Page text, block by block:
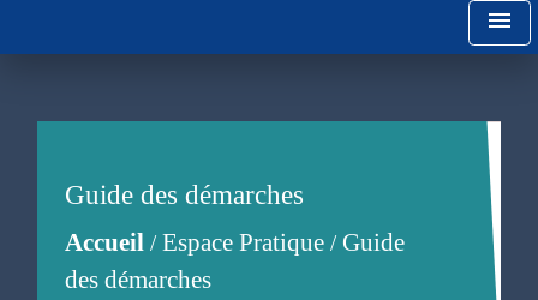
menu
Guide des démarches
Accueil/Espace Pratique/Guide
des démarches